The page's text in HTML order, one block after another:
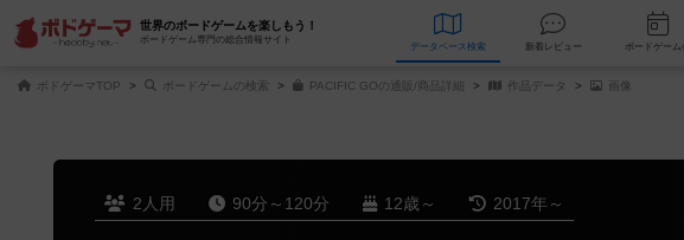
世界のボードゲームを楽しもう！
ボードゲーム専門の総合情報サイト
データベース 検索 新着レビュー
ボドゲーマTOP ボードゲームの検索 PACIFIC GOの通販/商品詳細 作品データ 画像
2人用 90分～120分 12歳～ 2017年～